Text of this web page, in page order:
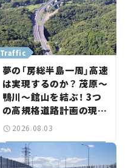
Traffic
夢の「房総半島一周」高速
は実現するのか？ 茂原～
鴨川～館山を結ぶ！ 3つ
の高規格道路計画の現
状。「館山鴨川道路」で検
路計画】
2026.08.03